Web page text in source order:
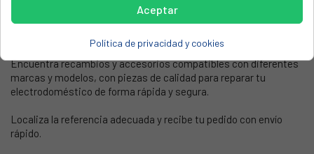
mandos programadorespara lavavajillas en Intersumi.
Encuentra recambios y accesorios compatibles con diferentes
marcas y modelos, con piezas de calidad para reparar tu
electrodoméstico de forma rápida y segura.
Localiza la referencia adecuada y recibe tu pedido con envío
rápido.
Aceptar
Política de privacidad y cookies